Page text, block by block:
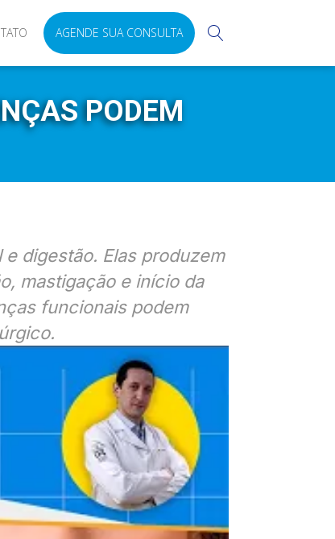
AGENDE SUA CONSULTA
PODEM
digestão. Elas produzem
mastigação e início da
funcionais podem